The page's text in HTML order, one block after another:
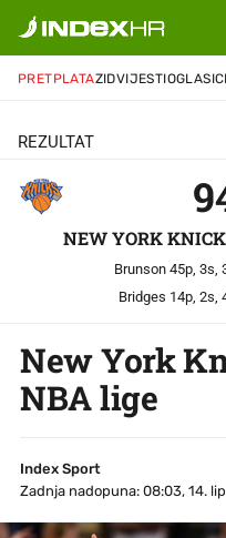
PRETPLATAZIDVIJESTIOGLASI
REZULTAT
NEW YORK
Brunson 45p, 3s,
Bridges 14p, 2s,
New York
NBA lige
Index Sport
Zadnja nadopuna: 08:03, 14.